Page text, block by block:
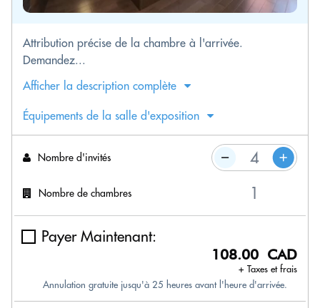
Attribution précise de la chambre à l'arrivée.
Demandez...
Afficher la description complète
Équipements de la salle d'exposition
Nombre d'invités
Nombre de chambres
Payer Maintenant:
108.00 CAD
+ Taxes et frais
Annulation gratuite jusqu'à 25 heures avant l'heure d'arrivée.